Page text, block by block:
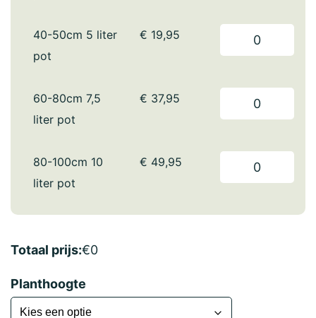
40-50cm 5 liter
pot
€ 19,95
60-80cm 7,5
liter pot
€ 37,95
80-100cm 10
liter pot
€ 49,95
Totaal prijs:€0
Planthoogte